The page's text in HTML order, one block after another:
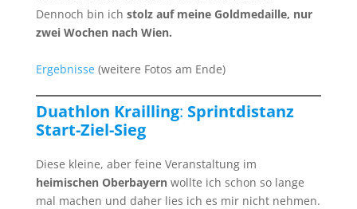
Dennoch bin ich stolz auf meine Goldmedaille, nur
zwei Wochen nach Wien.
Ergebnisse(weitere Fotos am Ende)
Duathlon Krailling: Sprintdistanz
Start-Ziel-Sieg
Diese kleine, aber feine Veranstaltung im
heimischen Oberbayernwollte ich schon so lange
mal machen und daher lies ich es mir nicht nehmen.